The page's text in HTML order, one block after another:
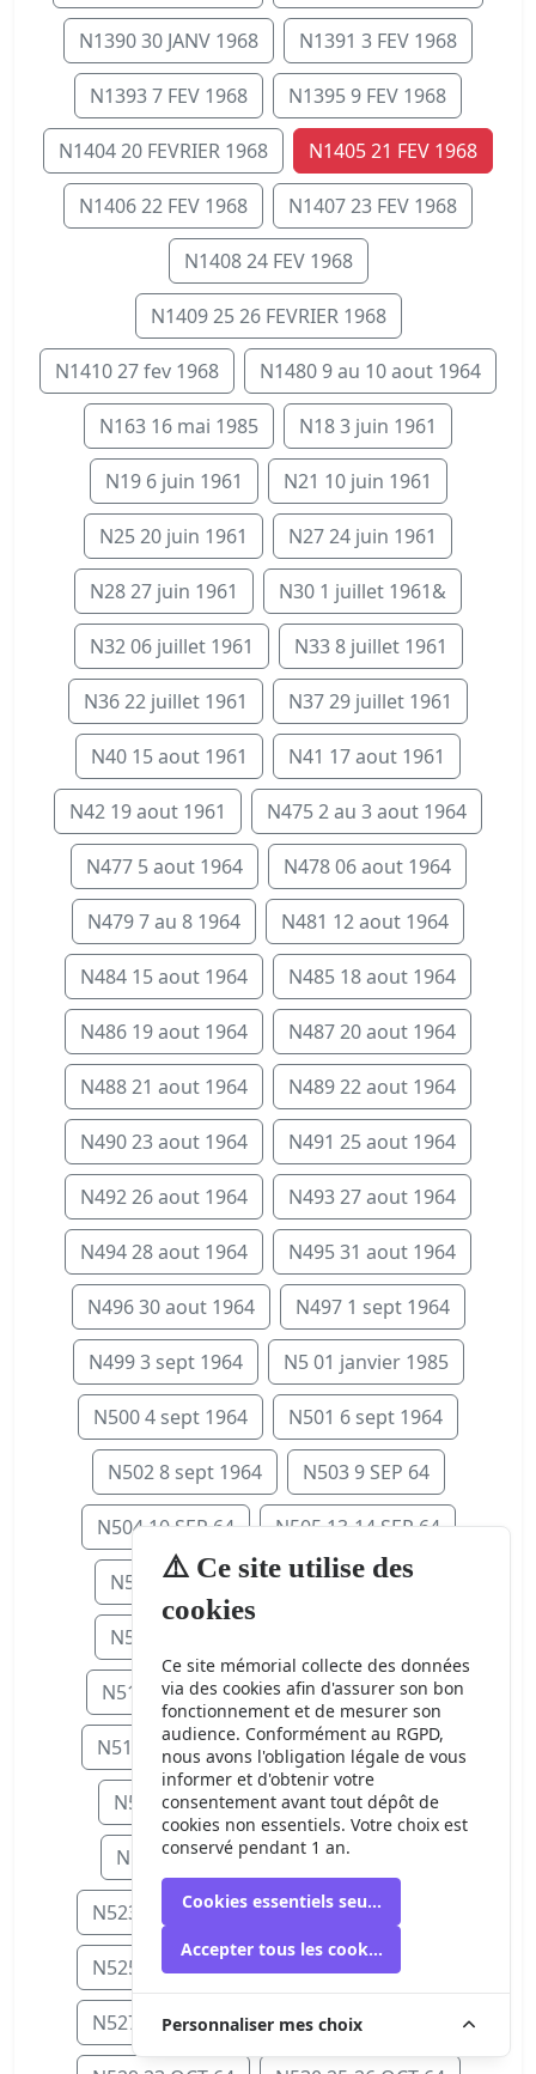
N1390 30 JANV 1968 N1391 3 FEV 1968
N1393 7 FEV 1968 N1395 9 FEV 1968
N1404 20 FEVRIER 1968 N1405 21 FEV 1968
N1406 22 FEV 1968 N1407 23 FEV 1968
N1408 24 FEV 1968
N1409 25 26 FEVRIER 1968
N1410 27 fev 1968 N1480 9 au 10 aout 1964
N163 16 mai 1985 N18 3 juin 1961
N19 6 juin 1961 N21 10 juin 1961
N25 20 juin 1961 N27 24 juin 1961
N28 27 juin 1961 N30 1 juillet 1961&
N32 06 juillet 1961 N33 8 juillet 1961
N36 22 juillet 1961 N37 29 juillet 1961
N40 15 aout 1961 N41 17 aout 1961
N42 19 aout 1961 N475 2 au 3 aout 1964
N477 5 aout 1964 N478 06 aout 1964
N479 7 au 8 1964 N481 12 aout 1964
N484 15 aout 1964 N485 18 aout 1964
N486 19 aout 1964 N487 20 aout 1964
N488 21 aout 1964 N489 22 aout 1964
N490 23 aout 1964 N491 25 aout 1964
N492 26 aout 1964 N493 27 aout 1964
N494 28 aout 1964 N495 31 aout 1964
N496 30 aout 1964 N497 1 sept 1964
N499 3 sept 1964 N5 01 janvier 1985
N500 4 sept 1964 N501 6 sept 1964
N502 8 sept 1964 N503 9 SEP 64
N504 10 SEP 64 N505 13-14 SEP 64
N506 15 SEP 64 N507 16 SEP 64
N508 17 SEP 64
N511 20-21 SEP 64 N512 23 SEP 6
N514 25 SEP 64 N515 27-28 SEP 64
N516 30 SEP 64 N518 5 OCT 64
N519 6 OCT 64 N522 9 OCT 64
N523 11-12 OCT 64 N524 13 OCT 64
N525 15 OCT 64 N526 16-17 OCT 64
N527 17-18 OCT 64 N528 21 OCT 64
⚠️ Ce site utilise des
cookies
Ce site mémorial collecte des données
via des cookies afin d'assurer son bon
fonctionnement et de mesurer son
audience. Conformément au RGPD,
nous avons l'obligation légale de vous
informer et d'obtenir votre
consentement avant tout dépôt de
cookies non essentiels. Votre choix est
conservé pendant 1 an.
Cookies essentiels seulement
Accepter tous les cookies
Personnaliser mes choix